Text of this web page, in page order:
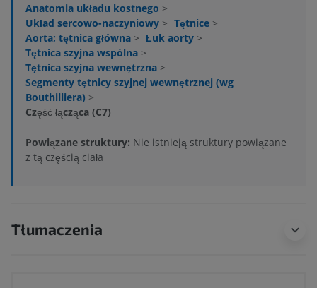
Anatomia układu kostnego >
Układ sercowo-naczyniowy > Tętnice >
Aorta; tętnica główna > Łuk aorty >
Tętnica szyjna wspólna >
Tętnica szyjna wewnętrzna >
Segmenty tętnicy szyjnej wewnętrznej (wg
Bouthilliera) >
Część łącząca (C7)
Powiązane struktury: Nie istnieją struktury powiązane
z tą częścią ciała
Tłumaczenia